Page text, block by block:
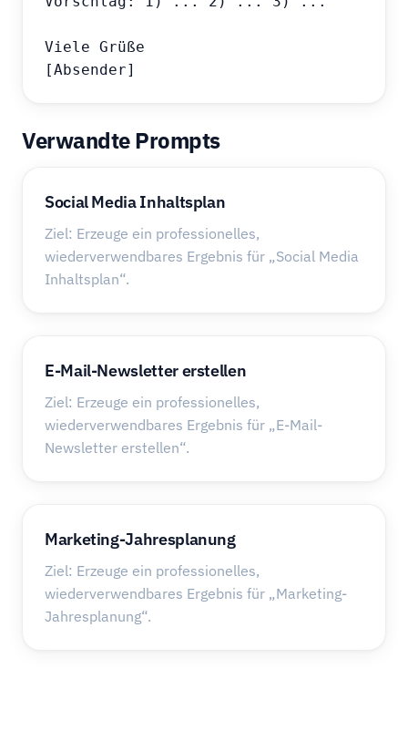
Viele Grüße
[Absender]
Verwandte Prompts
Social Media Inhaltsplan
Ziel: Erzeuge ein professionelles,
wiederverwendbares Ergebnis für „Social Media
Inhaltsplan“.
E-Mail-Newsletter erstellen
Ziel: Erzeuge ein professionelles,
wiederverwendbares Ergebnis für „E-Mail-
Newsletter erstellen“.
Marketing-Jahresplanung
Ziel: Erzeuge ein professionelles,
wiederverwendbares Ergebnis für „Marketing-
Jahresplanung“.